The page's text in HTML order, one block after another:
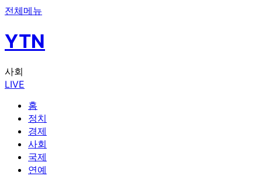
전체메뉴
YTN
사회
LIVE
홈
정치
경제
사회
국제
연예